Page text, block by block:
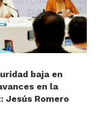
baja en
en la
Jesús Romero